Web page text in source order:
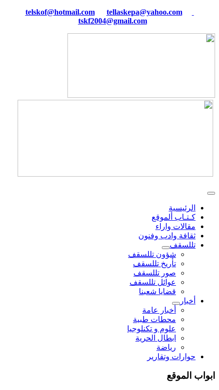
tellaskepa@yahoo.com
tskf2004@gmail.com
الرئيسية
كـتـاب ألموقع
مقالات واراء
ثقافة وادب وفنون
تللسقف
شؤون تللسقف
تأريخ تللسقف
صور تللسقف
عوائل تللسقف
قضايا شعبنا
أخبار
أخبار عامة
محطات طبية
علوم و تکنلوجیا
ابطال الحرية
رياضة
حوارات وتقارير
ابواب الموقع